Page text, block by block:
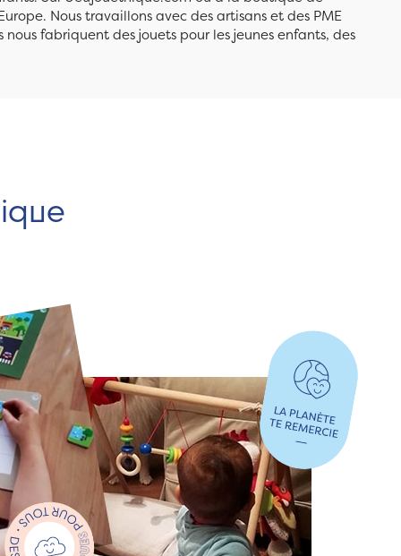
Nous travaillons avec des artisans et des PME
fabriquent des jouets pour les jeunes enfants, des